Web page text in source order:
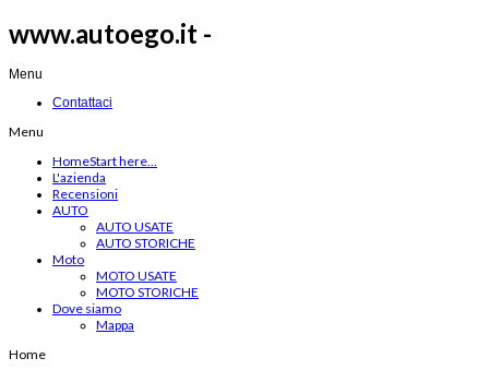
www.autoego.it -
Menu
Contattaci
Menu
HomeStart here...
L'azienda
Recensioni
AUTO
AUTO USATE
AUTO STORICHE
Moto
MOTO USATE
MOTO STORICHE
Dove siamo
Mappa
Home